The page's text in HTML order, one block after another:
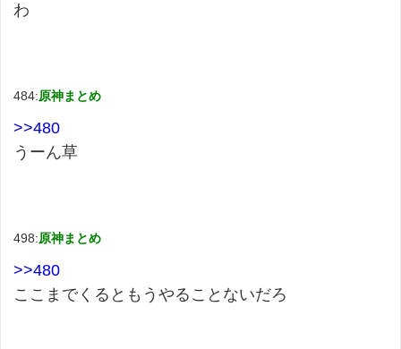
わ
484:原神まとめ
>>480
うーん草
498:原神まとめ
>>480
ここまでくるともうやることないだろ